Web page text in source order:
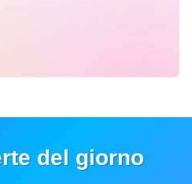
del giorno